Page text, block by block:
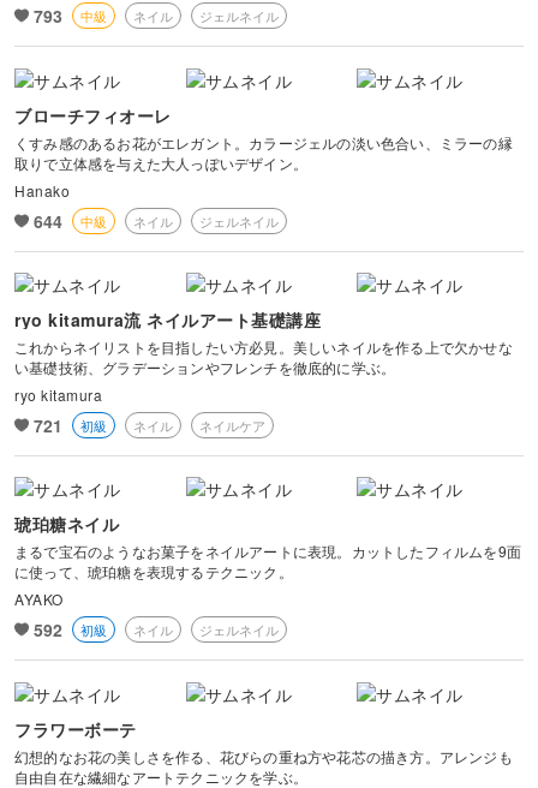
暮らし
光・ライティング
風景・スナップ
物撮り・テーブルフォト
ポートレート
793 中級 ネイル ジェルネイル
ブローチフィオーレ
くすみ感のあるお花がエレガント。カラージェルの淡い色合い、ミラーの縁
取りで立体感を与えた大人っぽいデザイン。
Hanako
644 中級 ネイル ジェルネイル
ryo kitamura流 ネイルアート基礎講座
これからネイリストを目指したい方必見。美しいネイルを作る上で欠かせな
い基礎技術、グラデーションやフレンチを徹底的に学ぶ。
ryo kitamura
721 初級 ネイル ネイルケア
琥珀糖ネイル
まるで宝石のようなお菓子をネイルアートに表現。カットしたフィルムを9面
に使って、琥珀糖を表現するテクニック。
AYAKO
592 初級 ネイル ジェルネイル
フラワーボーテ
幻想的なお花の美しさを作る、花びらの重ね方や花芯の描き方。アレンジも
自由自在な繊細なアートテクニックを学ぶ。